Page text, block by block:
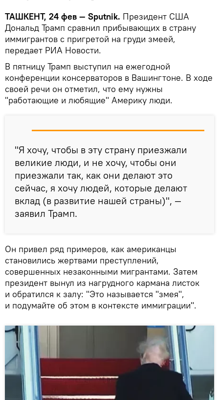
ТАШКЕНТ, 24 фев — Sputnik. Президент США
Дональд Трамп сравнил прибывающих в страну
иммигрантов с пригретой на груди змеей,
передает РИА Новости.
В пятницу Трамп выступил на ежегодной
конференции консерваторов в Вашингтоне. В ходе
своей речи он отметил, что ему нужны
"работающие и любящие" Америку люди.
"Я хочу, чтобы в эту страну приезжали
великие люди, и не хочу, чтобы они
приезжали так, как они делают это
сейчас, я хочу людей, которые делают
вклад (в развитие нашей страны)", —
заявил Трамп.
Он привел ряд примеров, как американцы
становились жертвами преступлений,
совершенных незаконными мигрантами. Затем
президент вынул из нагрудного кармана листок
и обратился к залу: "Это называется "змея",
и подумайте об этом в контексте иммиграции".